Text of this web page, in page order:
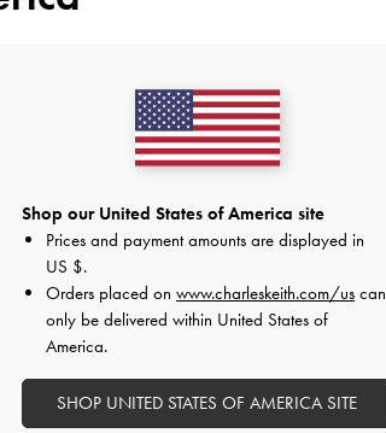
投稿ができます。
Shop our United States of America site
Prices and payment amounts are displayed in
US $.
Orders placed on www.charleskeith.com/us can
only be delivered within United States of
America.
SHOP UNITED STATES OF AMERICA SITE